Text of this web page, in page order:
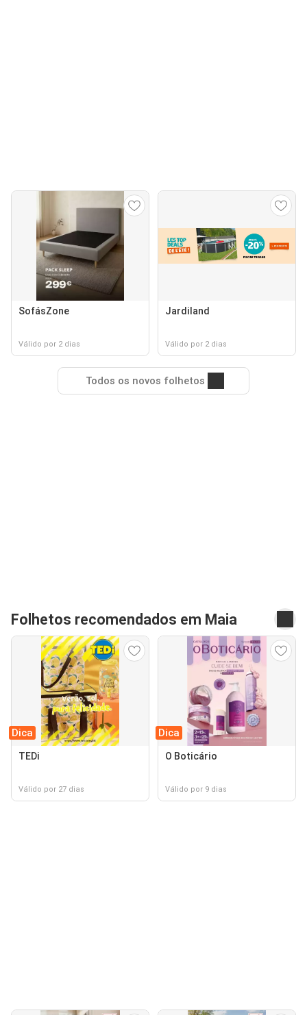
SofásZone
Válido por 2 dias
Jardiland
Válido por 2 dias
Todos os novos folhetos
Folhetos recomendados em Maia
Dica
TEDi
Válido por 27 dias
Dica
O Boticário
Válido por 9 dias